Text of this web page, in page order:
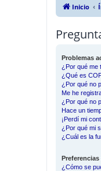
Inicio
Problemas
¿Por qué me
¿Qué es
¿Por qué no
Me he
¿Por qué no
Hace un
¡Perdí mi
¿Por qué mi
¿Cuál es la
¿Cómo se